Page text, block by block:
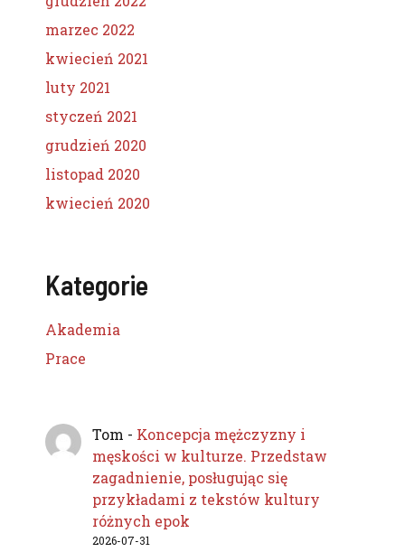
marzec 2022
kwiecień 2021
luty 2021
styczeń 2021
grudzień 2020
listopad 2020
kwiecień 2020
Kategorie
Akademia
Prace
Tom - Koncepcja mężczyzny i
męskości w kulturze. Przedstaw
zagadnienie, posługując się
przykładami z tekstów kultury
różnych epok
2026-07-31